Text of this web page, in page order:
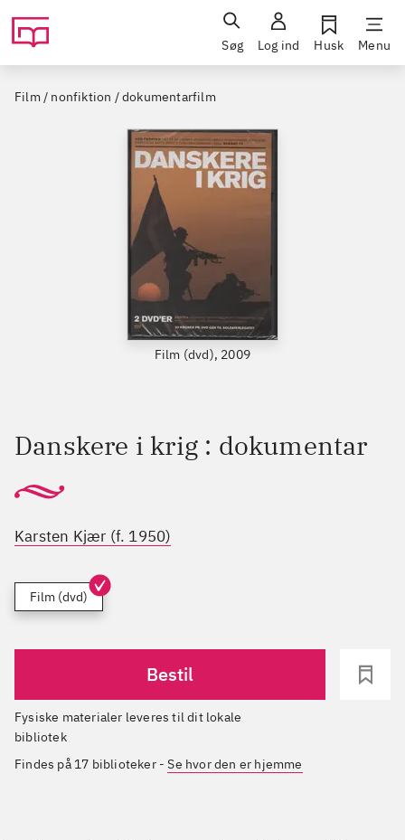
Søg Log ind Husk Menu
Film / nonfiktion / dokumentarfilm
Film (dvd), 2009
Danskere i krig : dokumentar
Karsten Kjær (f. 1950)
Film (dvd)
Bestil
Fysiske materialer leveres til dit lokale
bibliotek
Findes på 17 biblioteker-Se hvor den er hjemme